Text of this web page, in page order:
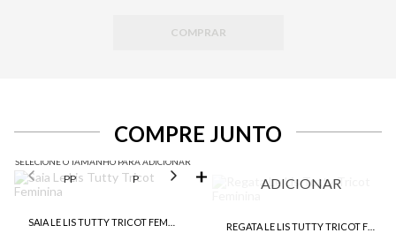
COMPRAR
COMPRE JUNTO
SELECIONE O TAMANHO PARA ADICIONAR
PP P M G
ADICIONAR